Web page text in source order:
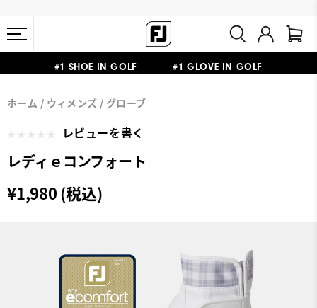
#1 SHOE IN GOLF #1 GLOVE IN GOLF
11,000円
ホーム ウィメンズ グローブ
レビューを書く
レディｅコンフォート
¥1,980 (税込)